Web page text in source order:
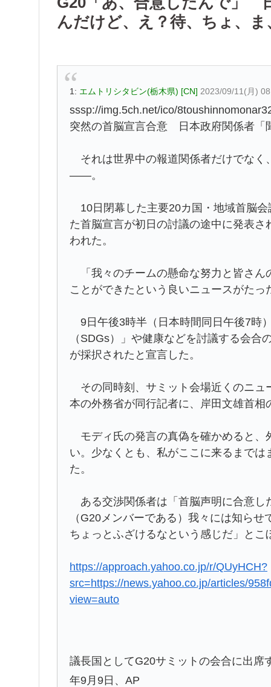
んだけど、え？待、ちょ、ま
1: エムトリシタビン(栃木県) [CN] 2023/09/11(月)
sssp://img.5ch.net/ico/
突然の首脳宣言合意 日本政府関係者「
それは世界中の報道関係者だけでなく
――。
10日閉幕した主要20カ国・地域首脳
た首脳宣言が初日の討議の途中に発表
われた。
「我々のチームの懸命な努力と皆さん
ことができたという良いニュースがたっ
9日午後3時半（日本時間同日午後7時
（SDGs）」や健康などを討議する会
が採択されたと宣言した。
その同時刻、サミット会場近くのニュ
本の外務省が同行記者に、岸田文雄首相
モディ氏の発言の真偽を確かめると、
い。少なくとも、私がここに来るまで
た。
ある交渉関係者は「首脳声明に合意し
（G20メンバーである）我々には知ら
ちょっとふざけるなという感じだ」とこ
https://approach.yahoo.co.jp/r/QUyHCH?
src=https://news.yahoo.co.jp/articles/
view=auto
議長国としてG20サミットの会合に出
年9月9日、AP